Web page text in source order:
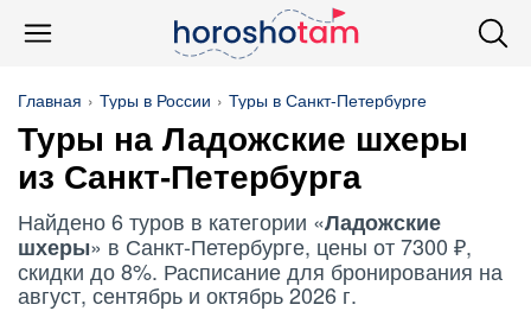
Главная Туры в России Туры в Санкт-Петербурге
Туры на Ладожские шхеры
из Санкт-Петербурга
Найдено 6 туров в категории «Ладожские
шхеры» в Санкт-Петербурге, цены от 7300 ₽,
скидки до 8%. Расписание для бронирования на
август, сентябрь и октябрь 2026 г.